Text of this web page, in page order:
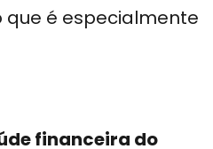
que é especialmente
financeira do